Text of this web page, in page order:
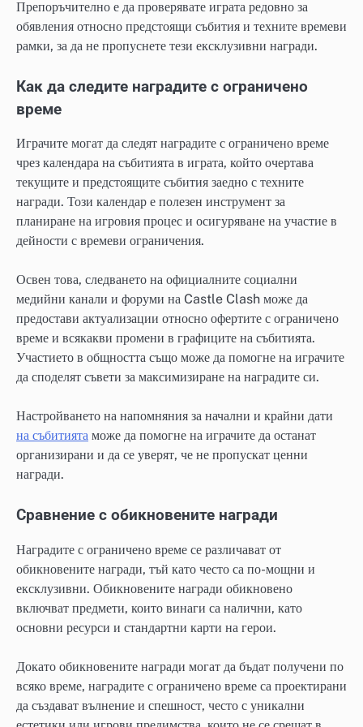
Препоръчително е да проверявате играта редовно за
обявления относно предстоящи събития и техните времеви
рамки, за да не пропуснете тези ексклузивни награди.
Как да следите наградите с ограничено
време
Играчите могат да следят наградите с ограничено време
чрез календара на събитията в играта, който очертава
текущите и предстоящите събития заедно с техните
награди. Този календар е полезен инструмент за
планиране на игровия процес и осигуряване на участие в
дейности с времеви ограничения.
Освен това, следването на официалните социални
медийни канали и форуми на Castle Clash може да
предостави актуализации относно офертите с ограничено
време и всякакви промени в графиците на събитията.
Участието в общността също може да помогне на играчите
да споделят съвети за максимизиране на наградите си.
Настройването на напомняния за начални и крайни дати
на събитията може да помогне на играчите да останат
организирани и да се уверят, че не пропускат ценни
награди.
Сравнение с обикновените награди
Наградите с ограничено време се различават от
обикновените награди, тъй като често са по-мощни и
ексклузивни. Обикновените награди обикновено
включват предмети, които винаги са налични, като
основни ресурси и стандартни карти на герои.
Докато обикновените награди могат да бъдат получени по
всяко време, наградите с ограничено време са проектирани
да създават вълнение и спешност, често с уникални